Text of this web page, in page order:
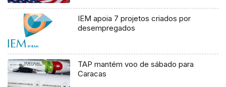
IEM apoia 7 projetos criados por
desempregados
TAP mantém voo de sábado para
Caracas